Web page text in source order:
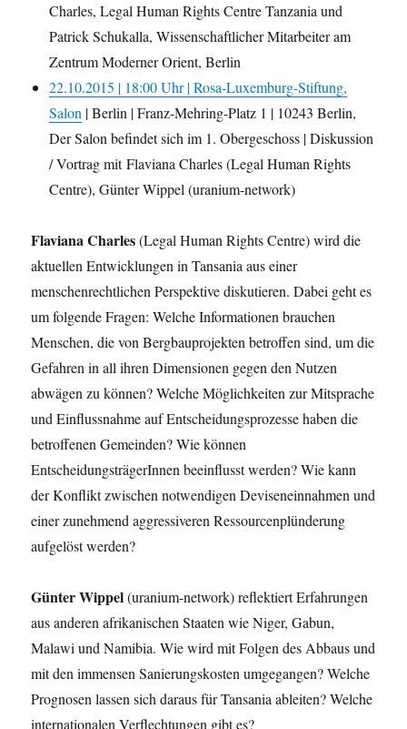
Charles, Legal Human Rights Centre Tanzania und
Patrick Schukalla, Wissenschaftlicher Mitarbeiter am
Zentrum Moderner Orient, Berlin
22.10.2015 | 18:00 Uhr | Rosa-Luxemburg-Stiftung,
Salon | Berlin | Franz-Mehring-Platz 1 | 10243 Berlin,
Der Salon befindet sich im 1. Obergeschoss | Diskussion
/ Vortrag mit Flaviana Charles (Legal Human Rights
Centre), Günter Wippel (uranium-network)
Flaviana Charles(Legal Human Rights Centre) wird die
aktuellen Entwicklungen in Tansania aus einer
menschenrechtlichen Perspektive diskutieren. Dabei geht es
um folgende Fragen: Welche Informationen brauchen
Menschen, die von Bergbauprojekten betroffen sind, um die
Gefahren in all ihren Dimensionen gegen den Nutzen
abwägen zu können? Welche Möglichkeiten zur Mitsprache
und Einflussnahme auf Entscheidungsprozesse haben die
betroffenen Gemeinden? Wie können
EntscheidungsträgerInnen beeinflusst werden? Wie kann
der Konflikt zwischen notwendigen Deviseneinnahmen und
einer zunehmend aggressiveren Ressourcenplünderung
aufgelöst werden?
Günter Wippel(uranium-network) reflektiert Erfahrungen
aus anderen afrikanischen Staaten wie Niger, Gabun,
Malawi und Namibia. Wie wird mit Folgen des Abbaus und
mit den immensen Sanierungskosten umgegangen? Welche
Prognosen lassen sich daraus für Tansania ableiten? Welche
internationalen Verflechtungen gibt es?